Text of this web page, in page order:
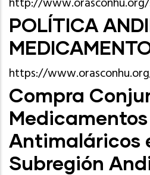
POLÍTICA
https://
Compra
Medicamentos
Antimaláricos
Subregión